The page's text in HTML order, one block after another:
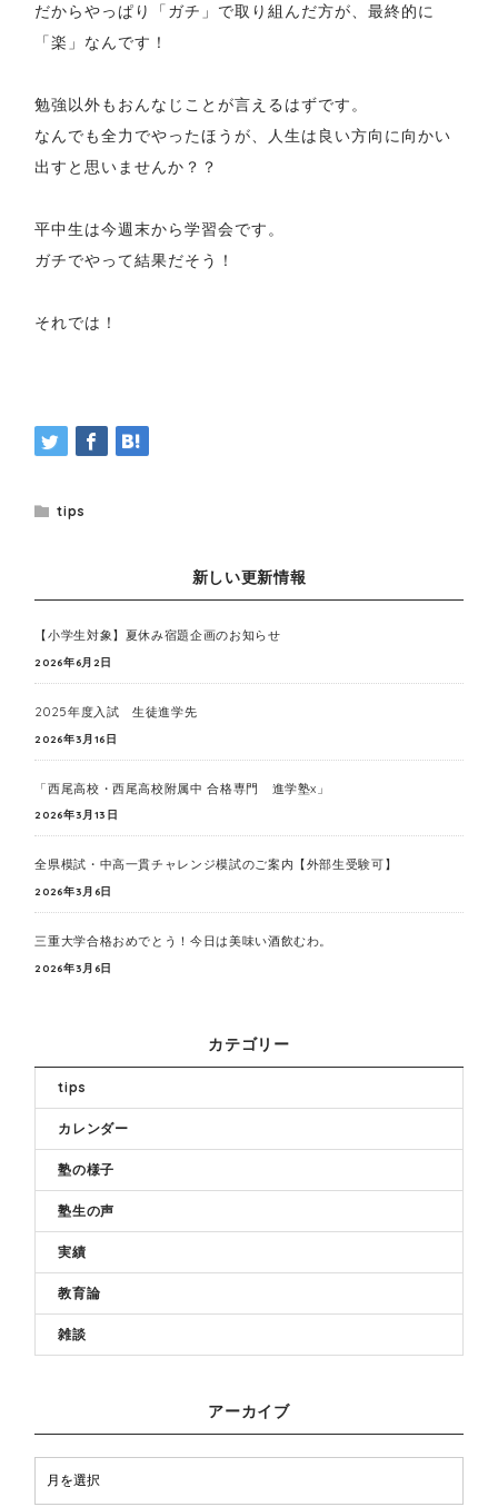
だからやっぱり「ガチ」で取り組んだ方が、最終的に
「楽」なんです！
勉強以外もおんなじことが言えるはずです。
なんでも全力でやったほうが、人生は良い方向に向かい
出すと思いませんか？？
平中生は今週末から学習会です。
ガチでやって結果だそう！
それでは！
tips
新しい更新情報
【小学生対象】夏休み宿題企画のお知らせ
2026年6月2日
2025年度入試 生徒進学先
2026年3月16日
「西尾高校・西尾高校附属中 合格専門 進学塾x」
2026年3月13日
全県模試・中高一貫チャレンジ模試のご案内【外部生受験可】
2026年3月6日
三重大学合格おめでとう！今日は美味い酒飲むわ。
2026年3月6日
カテゴリー
tips
カレンダー
塾の様子
塾生の声
実績
教育論
雑談
アーカイブ